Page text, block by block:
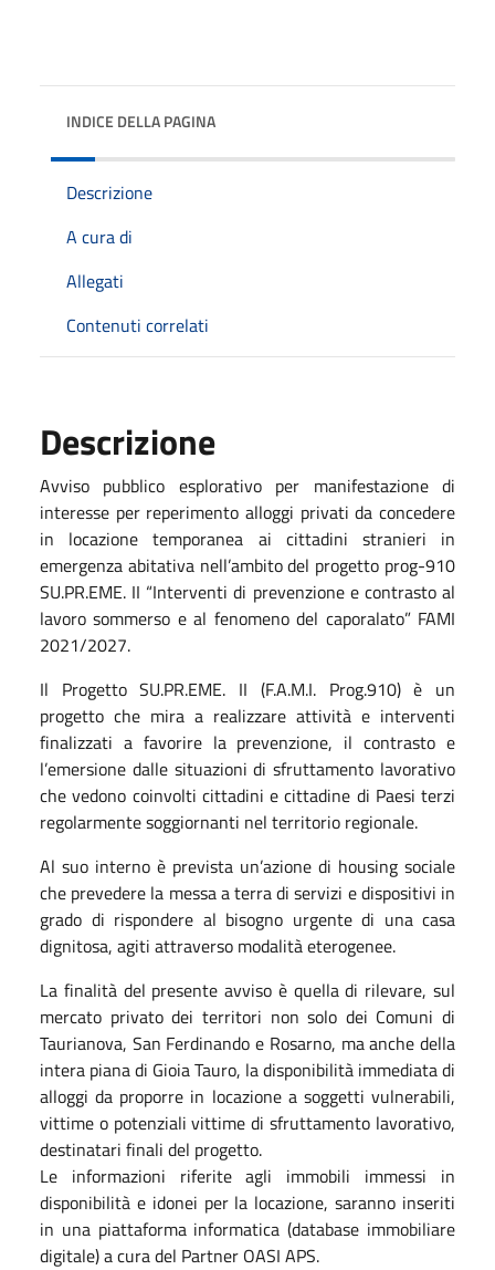
INDICE DELLA PAGINA
Descrizione
A cura di
Allegati
Contenuti correlati
Descrizione
Avviso pubblico esplorativo per manifestazione di
interesse per reperimento alloggi privati da concedere
in locazione temporanea ai cittadini stranieri in
emergenza abitativa nell’ambito del progetto prog-910
SU.PR.EME. II “Interventi di prevenzione e contrasto al
lavoro sommerso e al fenomeno del caporalato” FAMI
2021/2027.
Il Progetto SU.PR.EME. II (F.A.M.I. Prog.910) è un
progetto che mira a realizzare attività e interventi
finalizzati a favorire la prevenzione, il contrasto e
l’emersione dalle situazioni di sfruttamento lavorativo
che vedono coinvolti cittadini e cittadine di Paesi terzi
regolarmente soggiornanti nel territorio regionale.
Al suo interno è prevista un’azione di housing sociale
che prevedere la messa a terra di servizi e dispositivi in
grado di rispondere al bisogno urgente di una casa
dignitosa, agiti attraverso modalità eterogenee.
La finalità del presente avviso è quella di rilevare, sul
mercato privato dei territori non solo dei Comuni di
Taurianova, San Ferdinando e Rosarno, ma anche della
intera piana di Gioia Tauro, la disponibilità immediata di
alloggi da proporre in locazione a soggetti vulnerabili,
vittime o potenziali vittime di sfruttamento lavorativo,
destinatari finali del progetto.
Le informazioni riferite agli immobili immessi in
disponibilità e idonei per la locazione, saranno inseriti
in una piattaforma informatica (database immobiliare
digitale) a cura del Partner OASI APS.